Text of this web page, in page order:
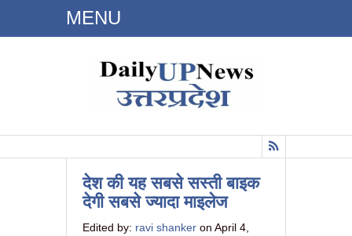
MENU
Dailyupnews.in
देश की यह सबसे सस्ती बाइक
देगी सबसे ज्यादा माइलेज
Edited by: ravi shanker on April 4,